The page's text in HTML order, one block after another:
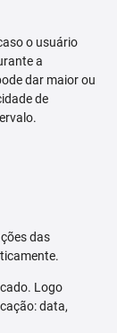
o usuário
a
dar maior ou
de
das
Logo
data,